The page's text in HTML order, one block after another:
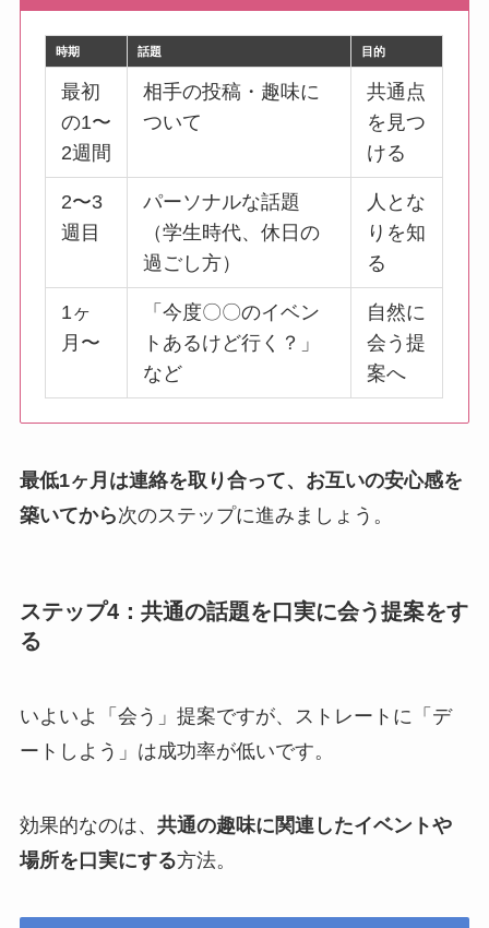
時期 話題 目的
最初
の1〜
2週間
相手の投稿・趣味に
ついて
共通点
を見つ
ける
2〜3
週目
パーソナルな話題
（学生時代、休日の
過ごし方）
人とな
りを知
る
1ヶ
月〜
「今度〇〇のイベン
トあるけど行く？」
など
自然に
会う提
案へ
最低1ヶ月は連絡を取り合って、お互いの安心感を
築いてから次のステップに進みましょう。
ステップ4：共通の話題を口実に会う提案をす
る
いよいよ「会う」提案ですが、ストレートに「デ
ートしよう」は成功率が低いです。
効果的なのは、 共通の趣味に関連したイベントや
場所を口実にする方法。